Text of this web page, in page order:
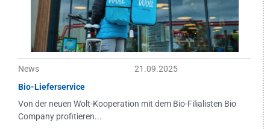
News
21.09.2025
Bio-Lieferservice
Von der neuen Wolt-Kooperation mit dem Bio-Filialisten Bio
Company profitieren...